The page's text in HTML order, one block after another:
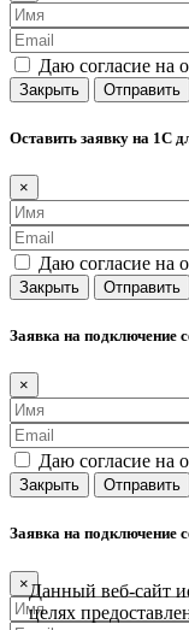
Даю согласие на
Закрыть Отправить
Оставить заявку на 1С
×
Даю согласие на
Закрыть Отправить
Заявка на подключение
×
Даю согласие на
Закрыть Отправить
Заявка на подключение
×Данный веб-сайт
целях